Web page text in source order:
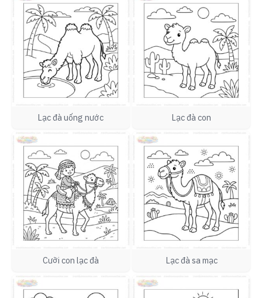
Lạc đà uống nước Lạc đà con
Cưỡi con lạc đà Lạc đà sa mạc